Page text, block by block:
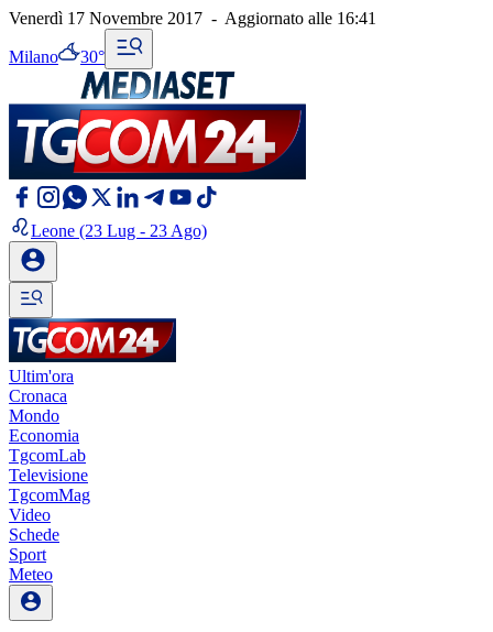
Venerdì 17 Novembre 2017 - Aggiornato alle 16:41
Milano 30°
Leone (23 Lug - 23 Ago)
Ultim'ora
Cronaca
Mondo
Economia
TgcomLab
Televisione
TgcomMag
Video
Schede
Sport
Meteo